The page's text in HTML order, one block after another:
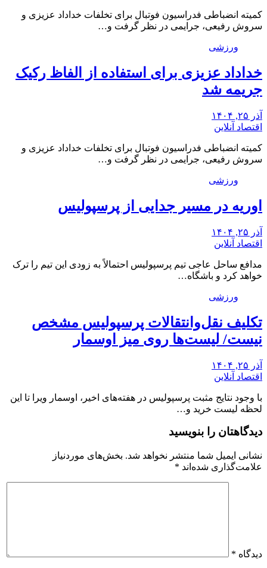
کمیته انضباطی فدراسیون فوتبال برای تخلفات خداداد عزیزی و
سروش رفیعی، جرایمی در نظر گرفت و…
ورزشی
خداداد عزیزی برای استفاده از الفاظ رکیک
جریمه شد
آذر ۲۵, ۱۴۰۴
اقتصاد آنلاین
کمیته انضباطی فدراسیون فوتبال برای تخلفات خداداد عزیزی و
سروش رفیعی، جرایمی در نظر گرفت و…
ورزشی
اوریه در مسیر جدایی از پرسپولیس
آذر ۲۵, ۱۴۰۴
اقتصاد آنلاین
مدافع ساحل عاجی تیم پرسپولیس احتمالاً به زودی این تیم را ترک
خواهد کرد و باشگاه…
ورزشی
تکلیف نقل‌وانتقالات پرسپولیس مشخص
نیست/ لیست‌ها روی میز اوسمار
آذر ۲۵, ۱۴۰۴
اقتصاد آنلاین
با وجود نتایج مثبت پرسپولیس در هفته‌های اخیر، اوسمار ویرا تا این
لحظه لیست خرید و…
دیدگاهتان را بنویسید
نشانی ایمیل شما منتشر نخواهد شد. بخش‌های موردنیاز
علامت‌گذاری شده‌اند *
دیدگاه *